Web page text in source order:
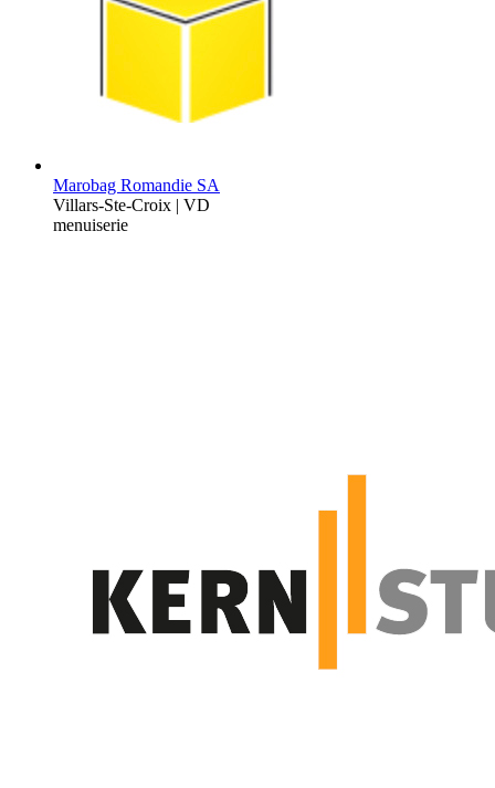
Marobag Romandie SA
Villars-Ste-Croix | VD
menuiserie